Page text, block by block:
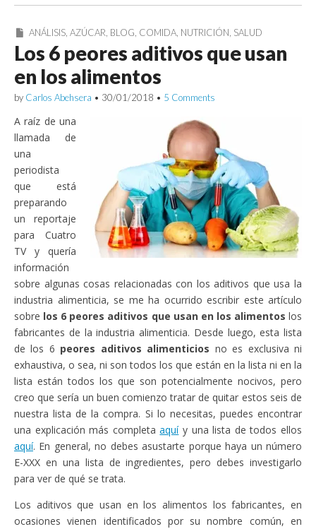
ANÁLISIS,AZÚCAR, BLOG, COMIDA, NUTRICIÓN, SALUD
Los 6 peores aditivos que usan
en los alimentos
by Carlos Abehsera • 30/01/2018 • 5 Comments
A raíz de una
llamada de
una
periodista
que está
preparando
un reportaje
para Cuatro
TV y quería
información
sobre algunas cosas relacionadas con los aditivos que usa la
industria alimenticia, se me ha ocurrido escribir este artículo
sobre los 6 peores aditivos que usan en los alimentos los
fabricantes de la industria alimenticia. Desde luego, esta lista
de los 6 peores aditivos alimenticios no es exclusiva ni
exhaustiva, o sea, ni son todos los que están en la lista ni en la
lista están todos los que son potencialmente nocivos, pero
creo que sería un buen comienzo tratar de quitar estos seis de
nuestra lista de la compra. Si lo necesitas, puedes encontrar
una explicación más completaaquíy una lista de todos ellos
aquí. En general, no debes asustarte porque haya un número
E-XXX en una lista de ingredientes, pero debes investigarlo
para ver de qué se trata.
Los aditivos que usan en los alimentos los fabricantes, en
ocasiones vienen identificados por su nombre común, en